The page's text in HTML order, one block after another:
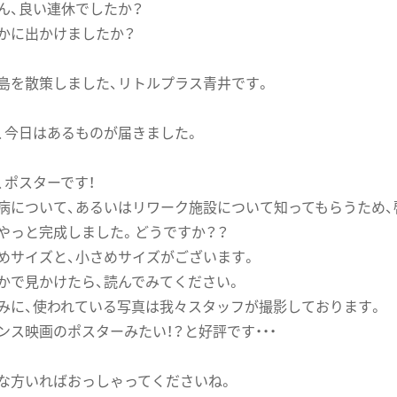
、良い連休でしたか？
に出かけましたか？
を散策しました、リトルプラス青井です。
今日はあるものが届きました。
ポスターです！
について、あるいはリワーク施設について知ってもらうため
っと完成しました。どうですか？？
サイズと、小さめサイズがございます。
で見かけたら、読んでみてください。
に、使われている写真は我々スタッフが撮影しております。
ス映画のポスターみたい！？と好評です・・・
方いればおっしゃってくださいね。